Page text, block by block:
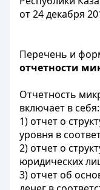
от 24 декабря
Перечень и
отчетности
Отчетность
включает в себя:
1) отчет о
уровня в
2) отчет о
юридических
3) отчет об